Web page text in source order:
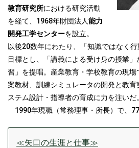
教育研究所における研究活動
を経て、1968年財団法人能力
開発工学センターを設立。
以後20数年にわたり、「知識ではなく
目標とし、「講義による受け身の授業
習」を提唱。産業教育・学校教育の現
案教材、訓練シミュレータの開発と教
ステム設計・指導者の育成に力を注いだ。
1990年現職（常務理事・所長）で、77
≪矢口の生涯と仕事≫